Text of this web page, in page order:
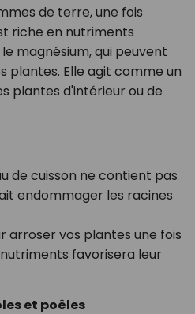
de terre, une fois
riche en nutriments
magnésium, qui peuvent
plantes. Elle agit comme un
plantes d'intérieur ou de
de cuisson ne contient pas
endommager les racines
arroser vos plantes une fois
favorisera leur
et poêles